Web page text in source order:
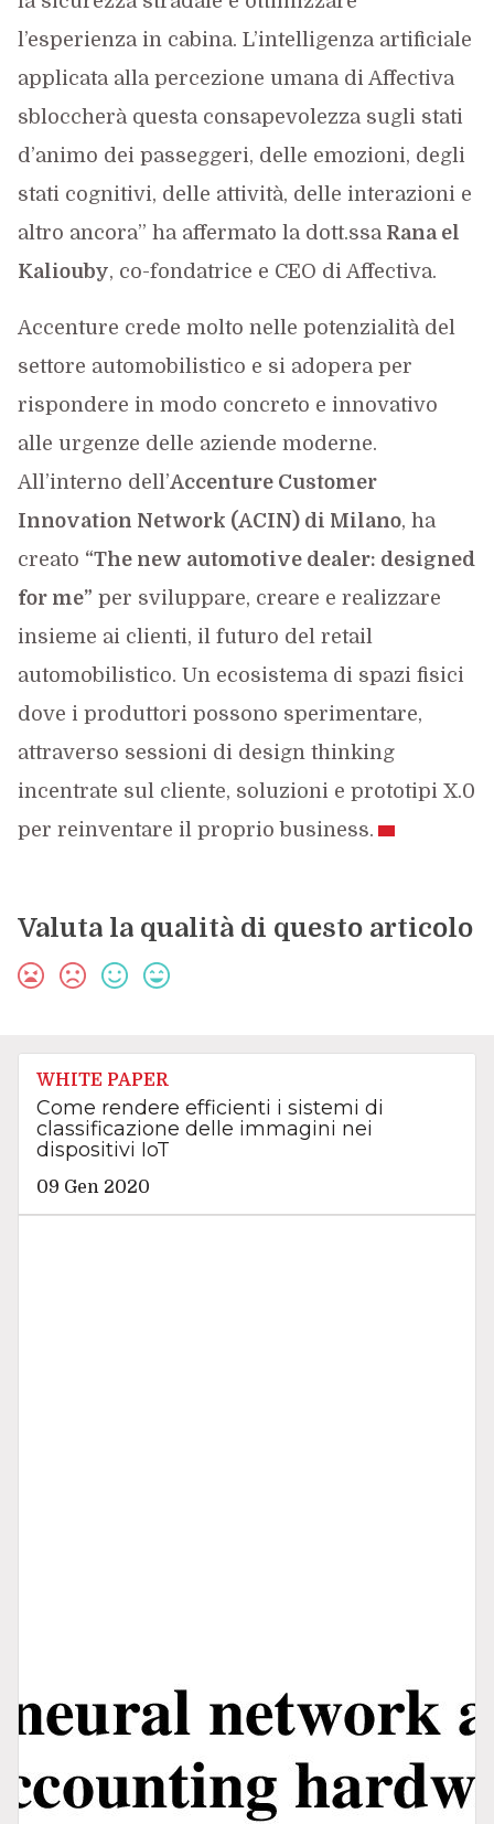
l’esperienza in cabina. L’intelligenza artificiale
applicata alla percezione umana di Affectiva
sbloccherà questa consapevolezza sugli stati
d’animo dei passeggeri, delle emozioni, degli
stati cognitivi, delle attività, delle interazioni e
altro ancora” ha affermato la dott.ssaRana el
Kaliouby, co-fondatrice e CEO di Affectiva.
Accenture crede molto nelle potenzialità del
settore automobilistico e si adopera per
rispondere in modo concreto e innovativo
alle urgenze delle aziende moderne.
All’interno dell’Accenture Customer
Innovation Network (ACIN) di Milano, ha
creato “The new automotive dealer: designed
for me” per sviluppare, creare e realizzare
insieme ai clienti, il futuro del retail
automobilistico. Un ecosistema di spazi fisici
dove i produttori possono sperimentare,
attraverso sessioni di design thinking
incentrate sul cliente, soluzioni e prototipi X.0
per reinventare il proprio business.
Valuta la qualità di questo articolo
WHITE PAPER
Come rendere efficienti i sistemi di
classificazione delle immagini nei
dispositivi IoT
09 Gen 2020